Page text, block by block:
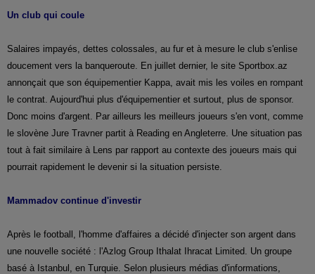
Un club qui coule
Salaires impayés, dettes colossales, au fur et à mesure le club s'enlise
doucement vers la banqueroute. En juillet dernier, le site Sportbox.az
annonçait que son équipementier Kappa, avait mis les voiles en rompant
le contrat. Aujourd'hui plus d'équipementier et surtout, plus de sponsor.
Donc moins d'argent. Par ailleurs les meilleurs joueurs s'en vont, comme
le slovène Jure Travner partit à Reading en Angleterre. Une situation pas
tout à fait similaire à Lens par rapport au contexte des joueurs mais qui
pourrait rapidement le devenir si la situation persiste.
Mammadov continue d'investir
Après le football, l'homme d'affaires a décidé d'injecter son argent dans
une nouvelle société : l'Azlog Group Ithalat Ihracat Limited. Un groupe
basé à Istanbul, en Turquie. Selon plusieurs médias d'informations,